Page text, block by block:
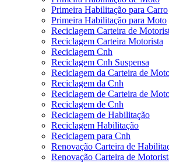
Primeira Habilitação para Carro
Primeira Habilitação para Moto
Reciclagem Carteira de
Reciclagem Carteira Motorista
Reciclagem Cnh
Reciclagem Cnh Suspensa
Reciclagem da Carteira de
Reciclagem da Cnh
Reciclagem de Carteira de
Reciclagem de Cnh
Reciclagem de Habilitação
Reciclagem Habilitação
Reciclagem para Cnh
Renovação Carteira de
Renovação Carteira de